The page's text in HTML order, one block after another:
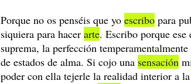
Porque no os penséis que yo escribo para
siquiera para hacer arte. Escribo porque ese
suprema, la perfección
de estados de alma. Si cojo una sensación
poder con ella tejerle la realidad interior a